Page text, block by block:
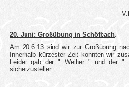
20. Juni: Großübung in Schöfbach
Am 20.6.13 sind wir zur Großübung
Innerhalb kürzester Zeit konnten wir
Leider gab der " Weiher " und der "
sicherzustellen.